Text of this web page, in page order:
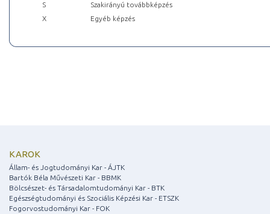
S
Szakirányú továbbképzés
X
Egyéb képzés
KAROK
Állam- és Jogtudományi Kar - ÁJTK
Bartók Béla Művészeti Kar - BBMK
Bölcsészet- és Társadalomtudományi Kar - BTK
Egészségtudományi és Szociális Képzési Kar - ETSZK
Fogorvostudományi Kar - FOK